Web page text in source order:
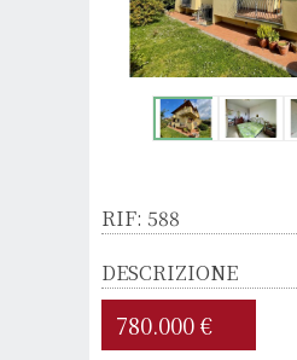
RIF: 588
DESCRIZIONE
780.000 €